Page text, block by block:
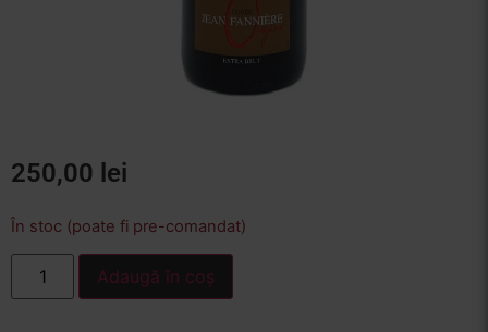
250,00 lei
În stoc (poate fi pre-comandat)
Adaugă în coș